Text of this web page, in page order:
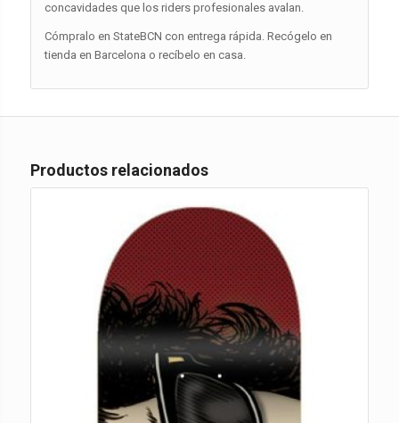
concavidades que los riders profesionales avalan.
Cómpralo en StateBCN con entrega rápida. Recógelo en
tienda en Barcelona o recíbelo en casa.
Productos relacionados